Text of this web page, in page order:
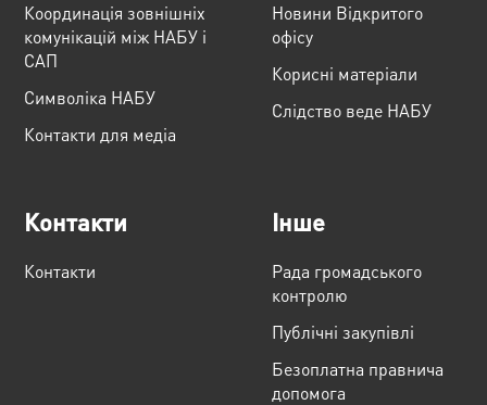
Координація зовнішніх
комунікацій між НАБУ і
САП
Cимволіка НАБУ
Контакти для медіа
Новини Відкритого
офісу
Корисні матеріали
Слідство веде НАБУ
Контакти
Контакти
Інше
Рада громадського
контролю
Публічні закупівлі
Безоплатна правнича
допомога